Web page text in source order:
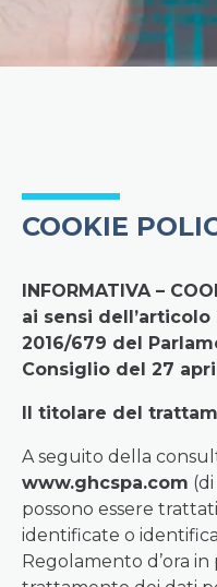
COOKIE
INFORMATIVA –
ai sensi dell’articolo
2016/679 del
Consiglio del 27
Il titolare del
A seguito della
www.ghcspa.com
possono essere
identificate o
Regolamento d’ora